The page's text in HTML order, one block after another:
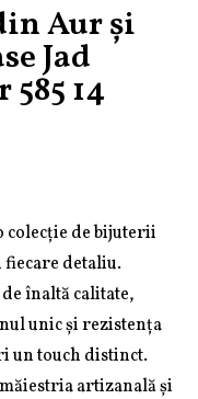
Aur și
Jad
14
colecție de bijuterii
detaliu.
înaltă calitate,
unic și rezistența
un touch distinct.
artizanală și